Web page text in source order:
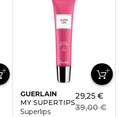
GUERLAIN
MY SUPERTIPS
Superlips
29,25 €
39,00 €